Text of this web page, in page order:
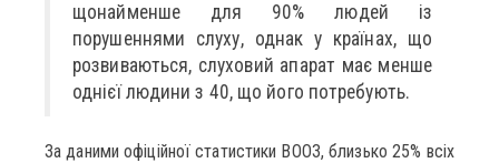
щонайменше для 90% людей із
порушеннями слуху, однак у країнах, що
розвиваються, слуховий апарат має менше
однієї людини з 40, що його потребують.
За даними офіційної статистики ВООЗ, близько 25% всіх